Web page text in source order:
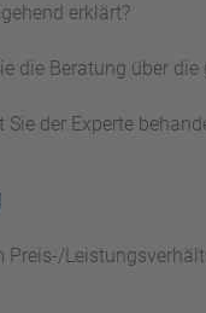
erklärt?
die Beratung über die
der Experte
Preis-/